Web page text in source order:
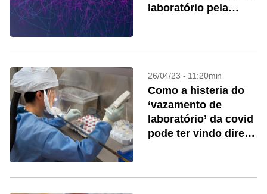
laboratório pela
26/04/23 - 11:20min
Como a histeria do
‘vazamento de
laboratório’ da covid
pode ter vindo direto